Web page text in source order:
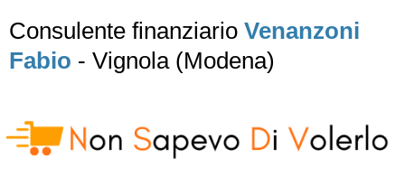
Consulente finanziario Venanzoni
Fabio - Vignola (Modena)